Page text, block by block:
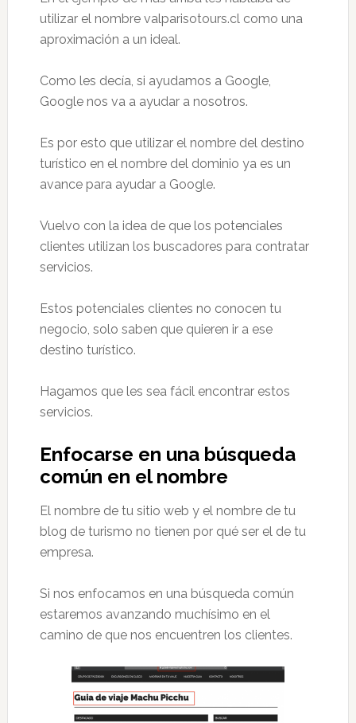
utilizar el nombre valparisotours.cl como una
aproximación a un ideal.
Como les decía, si ayudamos a Google,
Google nos va a ayudar a nosotros.
Es por esto que utilizar el nombre del destino
turístico en el nombre del dominio ya es un
avance para ayudar a Google.
Vuelvo con la idea de que los potenciales
clientes utilizan los buscadores para contratar
servicios.
Estos potenciales clientes no conocen tu
negocio, solo saben que quieren ir a ese
destino turístico.
Hagamos que les sea fácil encontrar estos
servicios.
Enfocarse en una búsqueda
común en el nombre
El nombre de tu sitio web y el nombre de tu
blog de turismo no tienen por qué ser el de tu
empresa.
Si nos enfocamos en una búsqueda común
estaremos avanzando muchísimo en el
camino de que nos encuentren los clientes.